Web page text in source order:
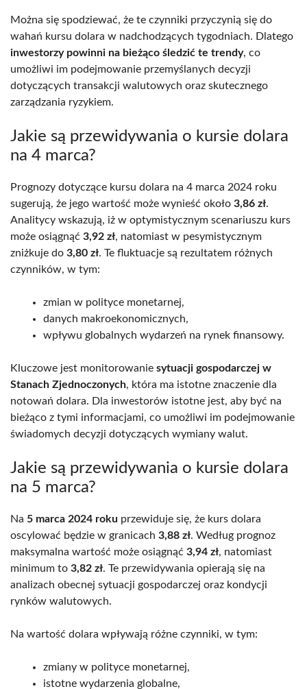
Można się spodziewać, że te czynniki przyczynią się do
wahań kursu dolara w nadchodzących tygodniach. Dlatego
inwestorzy powinni na bieżąco śledzić te trendy, co
umożliwi im podejmowanie przemyślanych decyzji
dotyczących transakcji walutowych oraz skutecznego
zarządzania ryzykiem.
Jakie są przewidywania o kursie dolara
na 4 marca?
Prognozy dotyczące kursu dolara na 4 marca 2024 roku
sugerują, że jego wartość może wynieść około 3,86 zł.
Analitycy wskazują, iż w optymistycznym scenariuszu kurs
może osiągnąć 3,92 zł, natomiast w pesymistycznym
zniżkuje do 3,80 zł. Te fluktuacje są rezultatem różnych
czynników, w tym:
zmian w polityce monetarnej,
danych makroekonomicznych,
wpływu globalnych wydarzeń na rynek finansowy.
Kluczowe jest monitorowanie sytuacji gospodarczej w
Stanach Zjednoczonych, która ma istotne znaczenie dla
notowań dolara. Dla inwestorów istotne jest, aby być na
bieżąco z tymi informacjami, co umożliwi im podejmowanie
świadomych decyzji dotyczących wymiany walut.
Jakie są przewidywania o kursie dolara
na 5 marca?
Na 5 marca 2024 roku przewiduje się, że kurs dolara
oscylować będzie w granicach 3,88 zł. Według prognoz
maksymalna wartość może osiągnąć 3,94 zł, natomiast
minimum to 3,82 zł. Te przewidywania opierają się na
analizach obecnej sytuacji gospodarczej oraz kondycji
rynków walutowych.
Na wartość dolara wpływają różne czynniki, w tym:
zmiany w polityce monetarnej,
istotne wydarzenia globalne,